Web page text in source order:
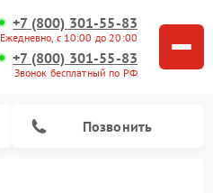
+7 (800) 301-55-83
Ежедневно, с 10:00 до 20:00
+7 (800) 301-55-83
Звонок бесплатный по РФ
Позвонить